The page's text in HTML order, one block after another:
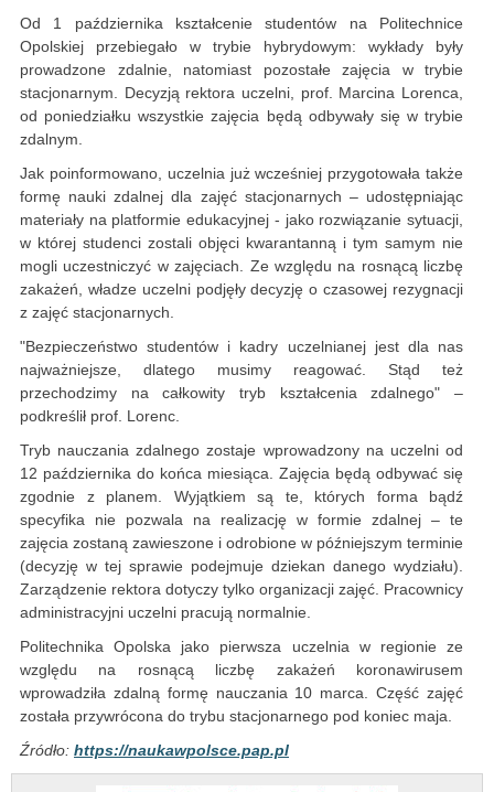
Od 1 października kształcenie studentów na Politechnice
Opolskiej przebiegało w trybie hybrydowym: wykłady były
prowadzone zdalnie, natomiast pozostałe zajęcia w trybie
stacjonarnym. Decyzją rektora uczelni, prof. Marcina Lorenca,
od poniedziałku wszystkie zajęcia będą odbywały się w trybie
zdalnym.
Jak poinformowano, uczelnia już wcześniej przygotowała także
formę nauki zdalnej dla zajęć stacjonarnych – udostępniając
materiały na platformie edukacyjnej - jako rozwiązanie sytuacji,
w której studenci zostali objęci kwarantanną i tym samym nie
mogli uczestniczyć w zajęciach. Ze względu na rosnącą liczbę
zakażeń, władze uczelni podjęły decyzję o czasowej rezygnacji
z zajęć stacjonarnych.
"Bezpieczeństwo studentów i kadry uczelnianej jest dla nas
najważniejsze, dlatego musimy reagować. Stąd też
przechodzimy na całkowity tryb kształcenia zdalnego" –
podkreślił prof. Lorenc.
Tryb nauczania zdalnego zostaje wprowadzony na uczelni od
12 października do końca miesiąca. Zajęcia będą odbywać się
zgodnie z planem. Wyjątkiem są te, których forma bądź
specyfika nie pozwala na realizację w formie zdalnej – te
zajęcia zostaną zawieszone i odrobione w późniejszym terminie
(decyzję w tej sprawie podejmuje dziekan danego wydziału).
Zarządzenie rektora dotyczy tylko organizacji zajęć. Pracownicy
administracyjni uczelni pracują normalnie.
Politechnika Opolska jako pierwsza uczelnia w regionie ze
względu na rosnącą liczbę zakażeń koronawirusem
wprowadziła zdalną formę nauczania 10 marca. Część zajęć
została przywrócona do trybu stacjonarnego pod koniec maja.
Źródło: https://naukawpolsce.pap.pl